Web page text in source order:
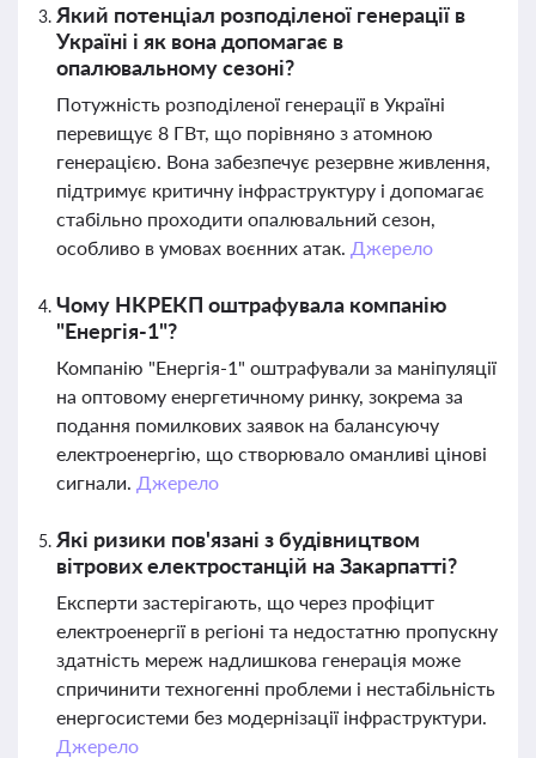
Який потенціал розподіленої генерації в
Україні і як вона допомагає в
опалювальному сезоні?
Потужність розподіленої генерації в Україні
перевищує 8 ГВт, що порівняно з атомною
генерацією. Вона забезпечує резервне живлення,
підтримує критичну інфраструктуру і допомагає
стабільно проходити опалювальний сезон,
особливо в умовах воєнних атак. Джерело
Чому НКРЕКП оштрафувала компанію
"Енергія-1"?
Компанію "Енергія-1" оштрафували за маніпуляції
на оптовому енергетичному ринку, зокрема за
подання помилкових заявок на балансуючу
електроенергію, що створювало оманливі цінові
сигнали. Джерело
Які ризики пов'язані з будівництвом
вітрових електростанцій на Закарпатті?
Експерти застерігають, що через профіцит
електроенергії в регіоні та недостатню пропускну
здатність мереж надлишкова генерація може
спричинити техногенні проблеми і нестабільність
енергосистеми без модернізації інфраструктури.
Джерело